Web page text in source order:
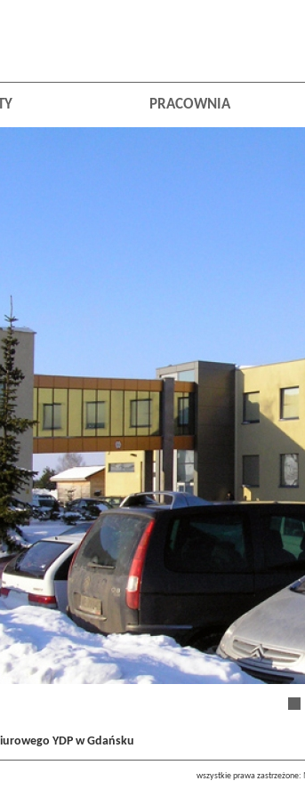
PRACOWNIA
YDP w Gdańsku
wszystkie prawa zastrzeżone: